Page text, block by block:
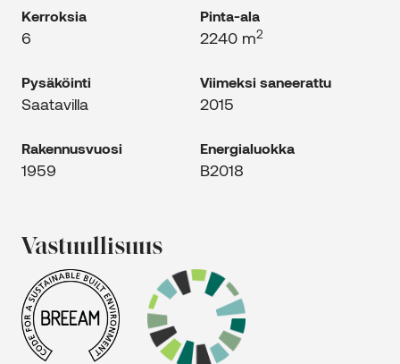
Kerroksia
6
Pinta-ala
2240 m2
Pysäköinti
Saatavilla
Viimeksi saneerattu
2015
Rakennus­vuosi
1959
Energia­luokka
B2018
Vastuulli­suus